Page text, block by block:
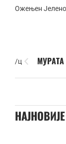
Ожењен
/ц